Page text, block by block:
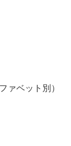
ァベット別）